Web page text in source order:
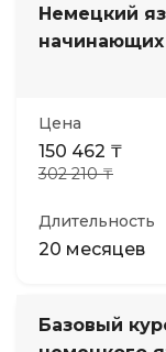
Немецкий
начинающих
Цена
150 462 ₸
302 210 ₸
Длительность
20 месяцев
Базовый
Soft Skills
Акции и